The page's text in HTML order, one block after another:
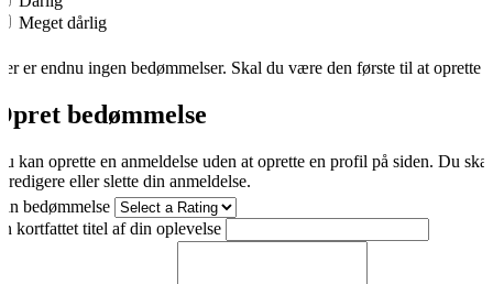
Meget dårlig
er endnu ingen bedømmelser. Skal du være den første til at oprette
bedømmelse
kan oprette en anmeldelse uden at oprette en profil på siden. Du
redigere eller slette din anmeldelse.
bedømmelse
kortfattet titel af din oplevelse